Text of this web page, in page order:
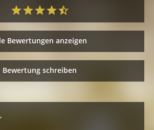
Bewertungen anzeigen
Bewertung schreiben